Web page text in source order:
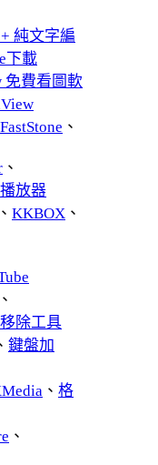
純文字編
下載
免費看圖軟
FastStone 、
、
放器
、 KKBOX 、
、
除工具
鍵盤加
、 格
、